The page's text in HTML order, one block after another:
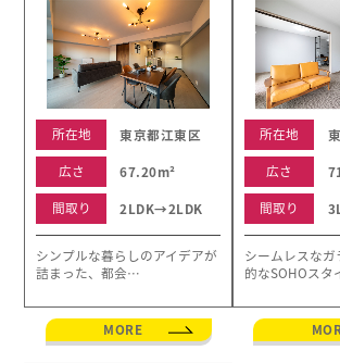
所在地
東京都江東区
広さ
67.20m²
間取り
2LDK→2LDK
シンプルな暮らしのアイデアが
詰まった、都会…
MORE
所在地
広さ
間取り
シームレスな
的なSOHOスタ